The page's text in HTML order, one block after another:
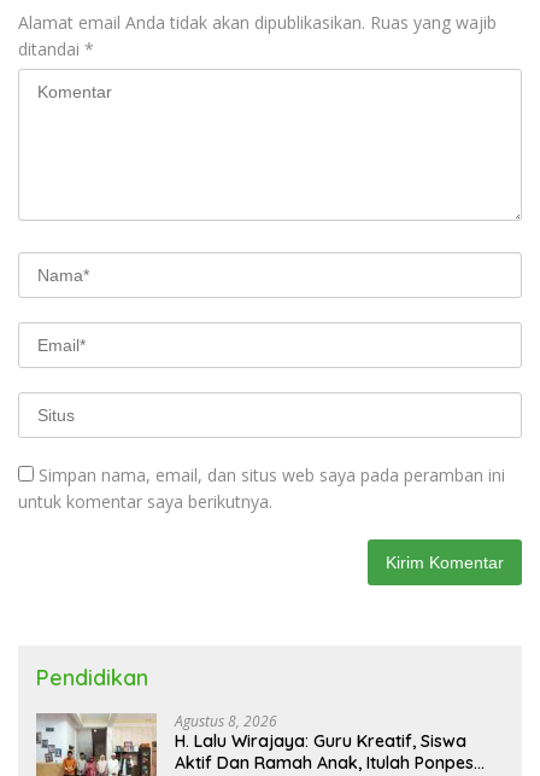
Alamat email Anda tidak akan dipublikasikan. Ruas yang wajib
ditandai *
Simpan nama, email, dan situs web saya pada peramban ini
untuk komentar saya berikutnya.
Pendidikan
Agustus 8, 2026
H. Lalu Wirajaya: Guru Kreatif, Siswa
Aktif Dan Ramah Anak, Itulah Ponpes